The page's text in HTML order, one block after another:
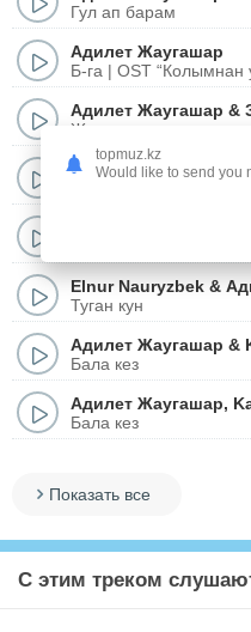
Гул ап барам
Адилет Жаугашар
Б-га | OST “Колымнан
Адилет Жаугашар &
Жан гулим
Адилет Жаугашар&
Elnur Nauryzbek &
Туган кун
Адилет Жаугашар &
Бала кез
Адилет Жаугашар,
Бала кез
Показать все
С этим треком
topmuz.kz
Would like to send you